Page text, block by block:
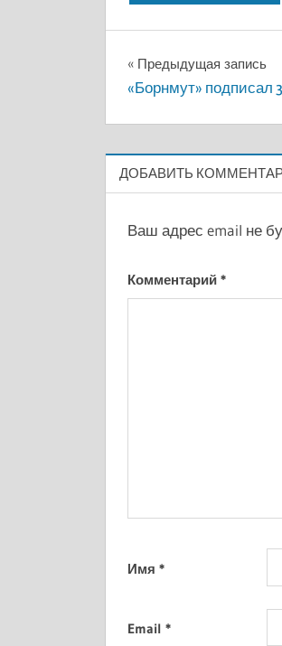
Навигация
по
Предыдущая запись
«Борнмут» подписал
ДОБАВИТЬ
Ваш адрес email не
Комментарий *
Имя *
Email *